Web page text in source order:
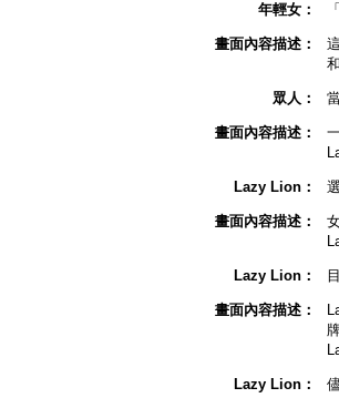
年輕女：
畫面內容描述：
眾人：
畫面內容描述：
Lazy Lion：
畫面內容描述：
Lazy Lion：
畫面內容描述：
Lazy Lion：